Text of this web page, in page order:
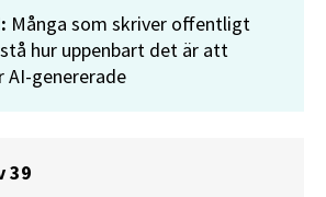
Många som skriver offentligt
hur uppenbart det är att
AI-genererade
39